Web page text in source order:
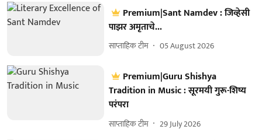
Premium|Sant Namdev : जिव्हेसी
पाझर अमृताचे...
साप्ताहिक टीम 05 August 2026
Premium|Guru Shishya
Tradition in Music : सूरमयी गुरू-शिष्य
परंपरा
साप्ताहिक टीम 29 July 2026